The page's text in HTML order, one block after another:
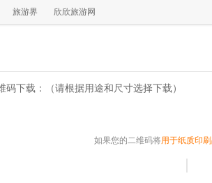
旅游界 欣欣旅游网
下载：（请根据用途和尺寸选择下载）
如果您的二维码将用于纸质印